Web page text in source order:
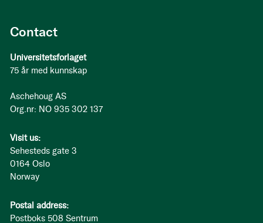
Contact
Universitetsforlaget
75 år med kunnskap
Aschehoug AS
Org.nr: NO 935 302 137
Visit us:
Sehesteds gate 3
0164 Oslo
Norway
Postal address:
Postboks 508 Sentrum